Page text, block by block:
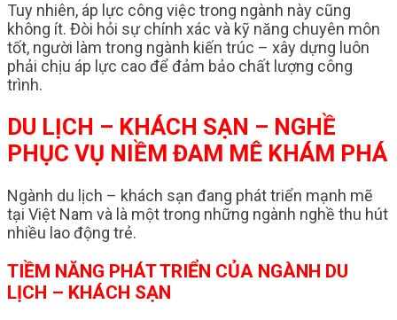
Tuy nhiên, áp lực công việc trong ngành này cũng
không ít. Đòi hỏi sự chính xác và kỹ năng chuyên môn
tốt, người làm trong ngành kiến trúc – xây dựng luôn
phải chịu áp lực cao để đảm bảo chất lượng công
trình.
DU LỊCH – KHÁCH SẠN – NGHỀ
PHỤC VỤ NIỀM ĐAM MÊ KHÁM PHÁ
Ngành du lịch – khách sạn đang phát triển mạnh mẽ
tại Việt Nam và là một trong những ngành nghề thu hút
nhiều lao động trẻ.
TIỀM NĂNG PHÁT TRIỂN CỦA NGÀNH DU
LỊCH – KHÁCH SẠN